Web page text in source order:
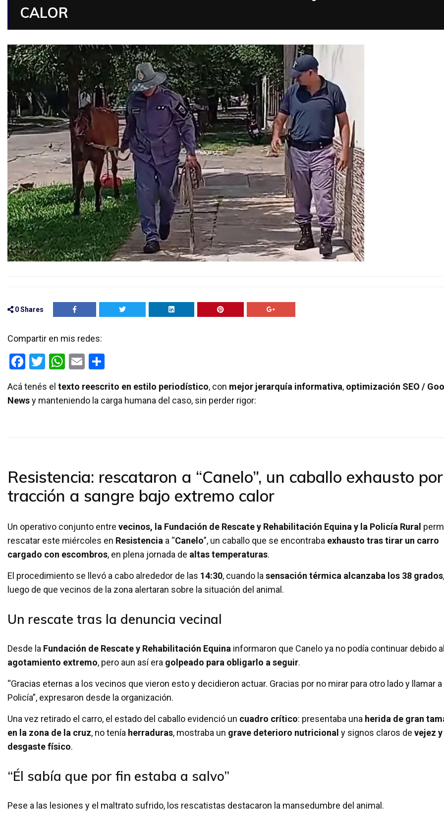
CALOR
0Shares
Compartir en mis redes:
F
ce
b
T
tt
er
W
at
s
E
ail m
p
Acá tenés el texto reescrito en estilo periodístico, con mejor jerarquía informativa, optimización SEO /
Newsy manteniendo la carga humana del caso, sin perder rigor:
Resistencia: rescataron a “Canelo”, un caballo exhausto por
tracción a sangre bajo extremo calor
Un operativo conjunto entre vecinos, la Fundación de Rescate y Rehabilitación Equina y la Policía Rural
rescatar este miércoles en Resistencia a “Canelo”, un caballo que se encontraba exhausto tras tirar un carro
cargado con escombros, en plena jornada de altas temperaturas.
El procedimiento se llevó a cabo alrededor de las 14:30, cuando la sensación térmica alcanzaba los 38 grados,
luego de que vecinos de la zona alertaran sobre la situación del animal.
Un rescate tras la denuncia vecinal
Desde la Fundación de Rescate y Rehabilitación Equina informaron que Canelo ya no podía continuar debido
agotamiento extremo, pero aun así era golpeado para obligarlo a seguir.
“Gracias eternas a los vecinos que vieron esto y decidieron actuar. Gracias por no mirar para otro lado y llamar a
Policía”, expresaron desde la organización.
Una vez retirado el carro, el estado del caballo evidenció un cuadro crítico: presentaba una herida de gran
en la zona de la cruz, no tenía herraduras, mostraba un grave deterioro nutricional y signos claros de vejez y
desgaste físico.
“Él sabía que por fin estaba a salvo”
Pese a las lesiones y el maltrato sufrido, los rescatistas destacaron la mansedumbre del animal.